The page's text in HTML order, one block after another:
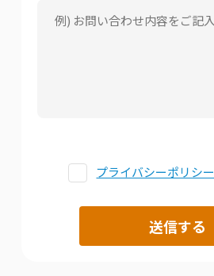
プライバシーポリシー